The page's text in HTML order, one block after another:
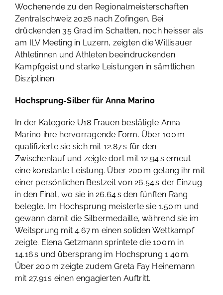
Wochenende zu den Regionalmeisterschaften
Zentralschweiz 2026 nach Zofingen. Bei
drückenden 35 Grad im Schatten, noch heisser als
am ILV Meeting in Luzern, zeigten die Willisauer
Athletinnen und Athleten beeindruckenden
Kampfgeist und starke Leistungen in sämtlichen
Disziplinen.
Hochsprung-Silber für Anna Marino
In der Kategorie U18 Frauen bestätigte Anna
Marino ihre hervorragende Form. Über 100 m
qualifizierte sie sich mit 12.87 s für den
Zwischenlauf und zeigte dort mit 12.94 s erneut
eine konstante Leistung. Über 200 m gelang ihr mit
einer persönlichen Bestzeit von 26.54 s der Einzug
in den Final, wo sie in 26.64 s den fünften Rang
belegte. Im Hochsprung meisterte sie 1.50 m und
gewann damit die Silbermedaille, während sie im
Weitsprung mit 4.67 m einen soliden Wettkampf
zeigte. Elena Getzmann sprintete die 100 m in
14.16 s und übersprang im Hochsprung 1.40 m.
Über 200 m zeigte zudem Greta Fay Heinemann
mit 27.91 s einen engagierten Auftritt.